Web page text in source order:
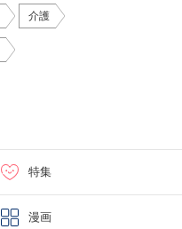
介護
特集
漫画